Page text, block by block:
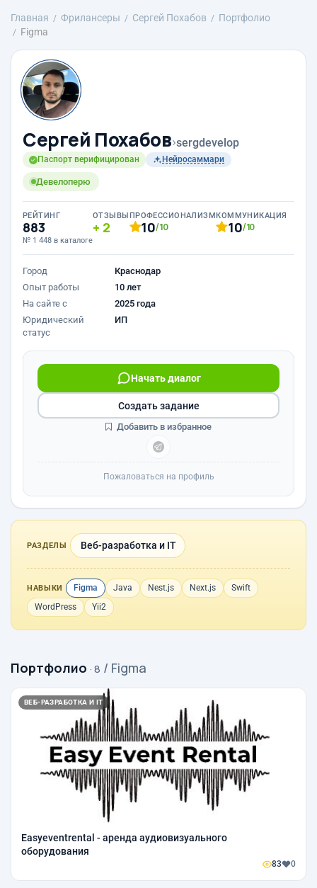
Главная Фрилансеры Сергей Похабов
Портфолио
Figma
Сергей Похабов›sergdevelop
Паспорт верифицирован Нейросаммари
Девелоперю
РЕЙТИНГ
883
№ 1 448 в каталоге
ОТЗЫВЫ
2
ПРОФЕССИОНАЛИЗМ
10/10
КОММУНИКАЦИЯ
10/10
Город
Краснодар
Опыт работы
10 лет
На сайте с
2025 года
Юридический
статус
ИП
Начать диалог
Создать задание
Добавить в избранное
Пожаловаться на профиль
РАЗДЕЛЫ Веб-разработка и IT
НАВЫКИ Figma Java Nest.js Next.js
Swift
WordPress
Yii2
Портфолио · 8 / Figma
ВЕБ-РАЗРАБОТКА И IT
Easyeventrental - аренда аудиовизуального
оборудования
83 0